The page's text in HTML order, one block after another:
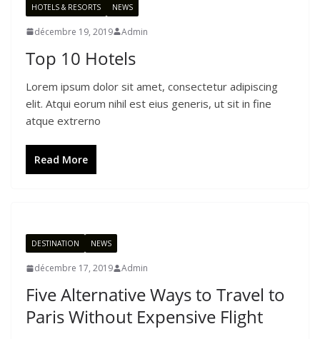
HOTELS & RESORTS NEWS
décembre 19, 2019 Admin
Top 10 Hotels
Lorem ipsum dolor sit amet, consectetur adipiscing
elit. Atqui eorum nihil est eius generis, ut sit in fine
atque extrerno
Read More
DESTINATION NEWS
décembre 17, 2019 Admin
Five Alternative Ways to Travel to
Paris Without Expensive Flight